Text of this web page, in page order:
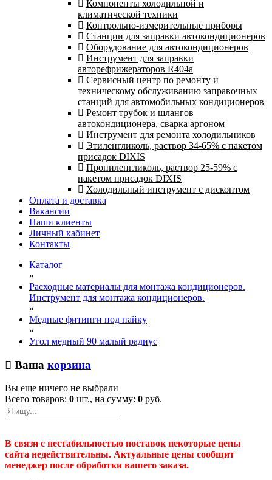
Компоненты холодильной и
климатической техники
Контрольно-измерительные приборы
Станции для заправки автокондиционеров
Оборудование для автокондиционеров
Инструмент для заправки
авторефрижераторов R404a
Сервисный центр по ремонту и
техническому обслуживанию заправочных
станций для автомобильных кондиционеров
Ремонт трубок и шлангов
автокондиционера, сварка аргоном
Инструмент для ремонта холодильников
Этиленгликоль, раствор 34-65% с пакетом
присадок DIXIS
Пропиленгликоль, раствор 25-59% с
пакетом присадок DIXIS
Холодильный инструмент с дисконтом
Оплата и доставка
Вакансии
Наши клиенты
Личный кабинет
Контакты
Каталог
»
Расходные материалы для монтажа кондиционеров.
Инструмент для монтажа кондиционеров.
»
Медные фитинги под пайку
»
Угол медный 90 малый радиус
Ваша корзина
Вы еще ничего не выбрали
Всего товаров: 0 шт., на сумму: 0 руб.
В связи с нестабильностью поставок некоторые цены
сайта недействительны. Актуальные цены сообщит
менеджер после обработки вашего заказа.